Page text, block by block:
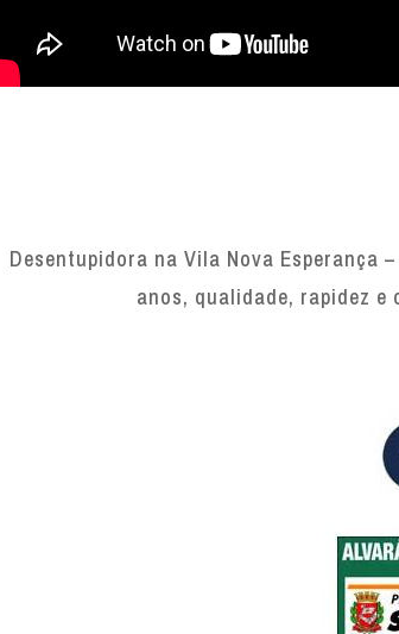
Desentupidora na Vila Nova Esperança
anos, qualidade, rapidez e